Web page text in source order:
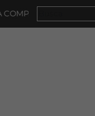
HASTA EL